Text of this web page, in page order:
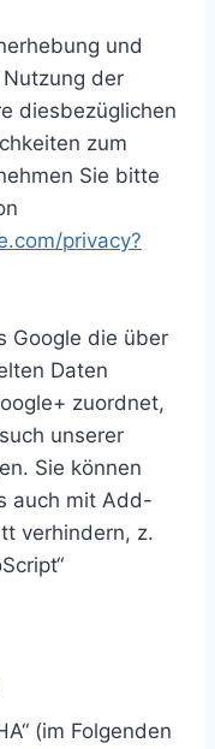
und
der
diesbezüglichen
zum
Sie bitte
privacy?
Google die über
Daten
zuordnet,
unserer
Sie können
auch mit Add-
verhindern, z.
(im Folgenden